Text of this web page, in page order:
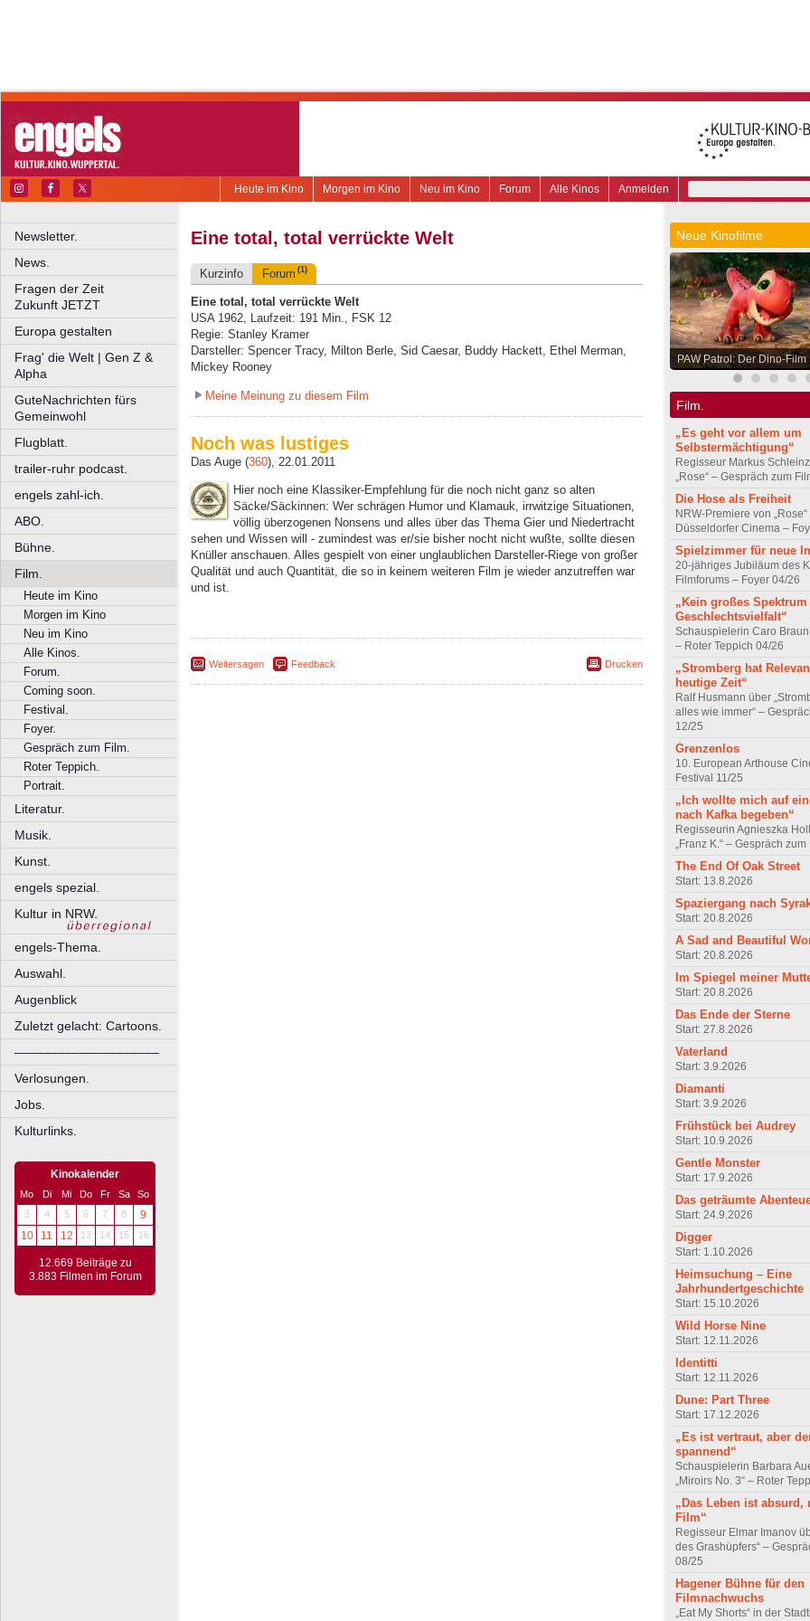
Anmelden
Alle Kinos
Forum
Neu im Kino
Morgen im Kino
Heute im Kino
Newsletter.
News.
Fragen der Zeit
Zukunft JETZT
Europa gestalten
Frag' die Welt | Gen Z &
Alpha
GuteNachrichten fürs
Gemeinwohl
Flugblatt.
trailer-ruhr podcast.
engels zahl-ich.
ABO.
Bühne.
Film.
Heute im Kino
Morgen im Kino
Neu im Kino
Alle Kinos.
Forum.
Coming soon.
Festival.
Foyer.
Gespräch zum Film.
Roter Teppich.
Portrait.
Literatur.
Musik.
Kunst.
engels spezial.
Kultur in NRW.
engels-Thema.
Auswahl.
Augenblick
Zuletzt gelacht: Cartoons.
––––––––––––––––––––
Verlosungen.
Jobs.
Kulturlinks.
Kinokalender
Mo Di Mi Do Fr Sa
So
3
4 5 6 7 8
9
10
11 12 13 14 15 16
12.669 Beiträge zu
3.883 Filmen im Forum
Eine total, total verrückte Welt
Kurzinfo Forum (1)
Eine total, total verrückte Welt
USA 1962, Laufzeit: 191 Min., FSK 12
Regie: Stanley Kramer
Darsteller: Spencer Tracy, Milton Berle, Sid Caesar, Buddy Hackett, Ethel Merman,
Mickey Rooney
Meine Meinung zu diesem Film
Noch was lustiges
Das Auge (360), 22.01.2011
Hier noch eine Klassiker-Empfehlung für die noch nicht ganz so alten
Säcke/Säckinnen: Wer schrägen Humor und Klamauk, irrwitzige Situationen,
völlig überzogenen Nonsens und alles über das Thema Gier und Niedertracht
sehen und Wissen will - zumindest was er/sie bisher nocht nicht wußte, sollte diesen
Knüller anschauen. Alles gespielt von einer unglaublichen Darsteller-Riege von großer
Qualität und auch Quantität, die so in keinem weiteren Film je wieder anzutreffen war
und ist.
Weitersagen Feedback Drucken
Neue Kinofilme
PAW Patrol: Der Dino-Film
Film.
„Es geht vor allem um
Selbstermächtigung“
Regisseur Markus
„Rose“ – Gespräch zum
Die Hose als Freiheit
NRW-Premiere von „Rose“
Düsseldorfer Cinema –
Spielzimmer für neue
20-jähriges Jubiläum des
Filmforums – Foyer 04/26
„Kein großes Spektrum
Geschlechtsvielfalt“
Schauspielerin Caro Braun
– Roter Teppich 04/26
„Stromberg hat
heutige Zeit“
Ralf Husmann über
alles wie immer“ –
12/25
Grenzenlos
10. European Arthouse
Festival 11/25
„Ich wollte mich auf
nach Kafka begeben“
Regisseurin Agnieszka
„Franz K.“ – Gespräch
The End Of Oak Street
Start: 13.8.2026
Spaziergang nach
Start: 20.8.2026
A Sad and Beautiful
Start: 20.8.2026
Im Spiegel meiner
Start: 20.8.2026
Das Ende der Sterne
Start: 27.8.2026
Vaterland
Start: 3.9.2026
Diamanti
Start: 3.9.2026
Frühstück bei Audrey
Start: 10.9.2026
Gentle Monster
Start: 17.9.2026
Das geträumte
Start: 24.9.2026
Digger
Start: 1.10.2026
Heimsuchung – Eine
Jahrhundertgeschichte
Start: 15.10.2026
Wild Horse Nine
Start: 12.11.2026
Identitti
Start: 12.11.2026
Dune: Part Three
Start: 17.12.2026
„Es ist vertraut, aber
spannend“
Schauspielerin Barbara
„Miroirs No. 3“ – Roter
„Das Leben ist absurd,
Film“
Regisseur Elmar Imanov
des Grashüpfers“ –
08/25
Hagener Bühne für den
Filmnachwuchs
„Eat My Shorts“ in der